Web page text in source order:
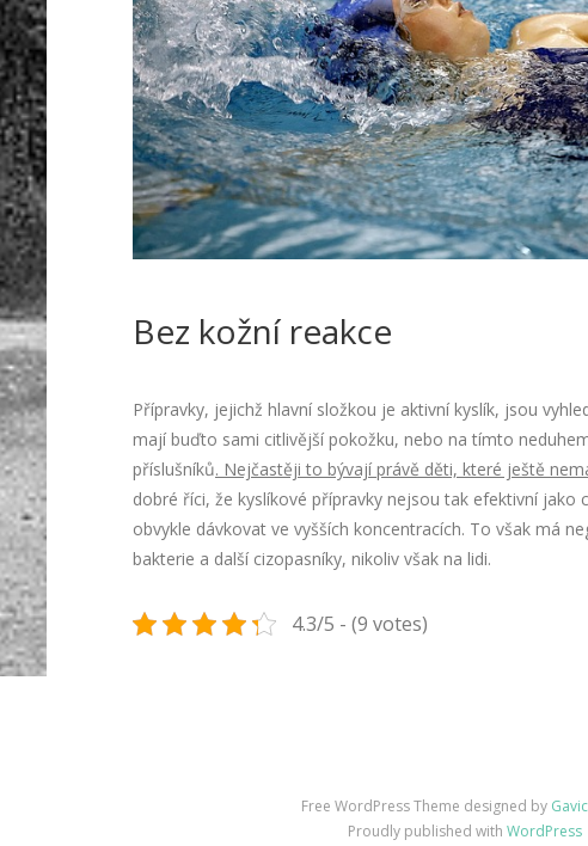
Bez kožní reakce
Přípravky, jejichž hlavní složkou je aktivní kyslík, jsou
mají buďto sami citlivější pokožku, nebo na tímto
příslušníků. Nejčastěji to bývají právě děti, které ještě
dobré říci, že kyslíkové přípravky nejsou tak efektivní jako
obvykle dávkovat ve vyšších koncentracích. To však má
bakterie a další cizopasníky, nikoliv však na lidi.
4.3/5 - (9 votes)
Free WordPress Theme designed by
Proudly published with WordPress